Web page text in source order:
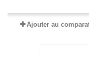
Ajouter au